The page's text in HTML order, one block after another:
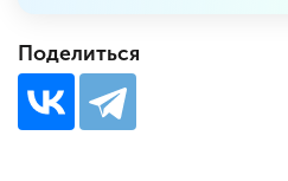
Поделиться